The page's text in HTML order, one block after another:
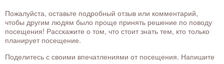
Пожалуйста, оставьте подробный отзыв или комментарий,
чтобы другим людям было проще принять решение по поводу
посещения! Расскажите о том, что стоит знать тем, кто только
планирует посещение.
Поделитесь с своими впечатлениями от посещения. Напишите